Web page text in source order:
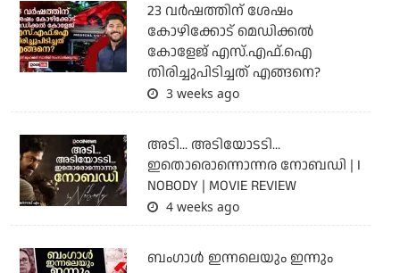
23 വർഷത്തിന് ശേഷം
കോഴിക്കോട് മെഡിക്കൽ
കോളേജ് എസ്.എഫ്.ഐ
തിരിച്ചുപിടിച്ചത് എങ്ങനെ?
3 weeks ago
അടി... അടിയോടടി...
ഇതൊരൊന്നൊന്നര നോബഡി | I
NOBODY | MOVIE REVIEW
4 weeks ago
ബംഗാള്‍ ഇന്നലെയും ഇന്നും